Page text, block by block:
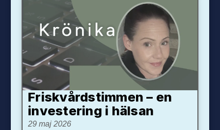
Friskvårdstimmen – en
investering i hälsan
29 maj 2026